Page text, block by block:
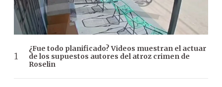
¿Fue todo planificado? Videos muestran el actuar
de los supuestos autores del atroz crimen de
Roselin